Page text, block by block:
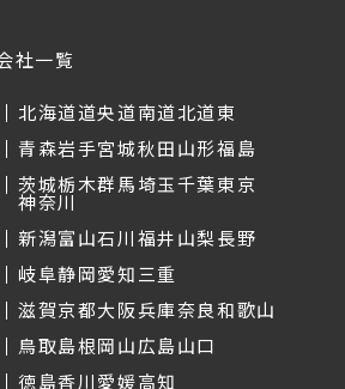
社一覧
北海道道央道南道北道東
青森岩手宮城秋田山形福島
茨城栃木群馬埼玉千葉東京
神奈川
新潟富山石川福井山梨長野
岐阜静岡愛知三重
滋賀京都大阪兵庫奈良和歌山
鳥取島根岡山広島山口
徳島香川愛媛高知